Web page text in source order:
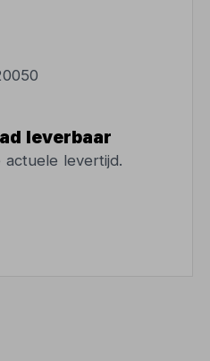
leverbaar
levertijd.